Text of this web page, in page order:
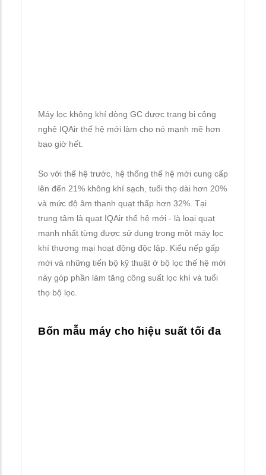
Máy lọc không khí dòng GC được trang bị công
nghệ IQAir thế hệ mới làm cho nó mạnh mẽ hơn
bao giờ hết.
So với thế hệ trước, hệ thống thế hệ mới cung cấp
lên đến 21% không khí sạch, tuổi thọ dài hơn 20%
và mức độ âm thanh quạt thấp hơn 32%. Tại
trung tâm là quạt IQAir thế hệ mới - là loại quạt
mạnh nhất từng được sử dụng trong một máy lọc
khí thương mại hoạt động độc lập. Kiểu nếp gấp
mới và những tiến bộ kỹ thuật ở bộ lọc thế hệ mới
này góp phần làm tăng công suất lọc khí và tuổi
thọ bộ lọc.
Bốn mẫu máy cho hiệu suất tối đa